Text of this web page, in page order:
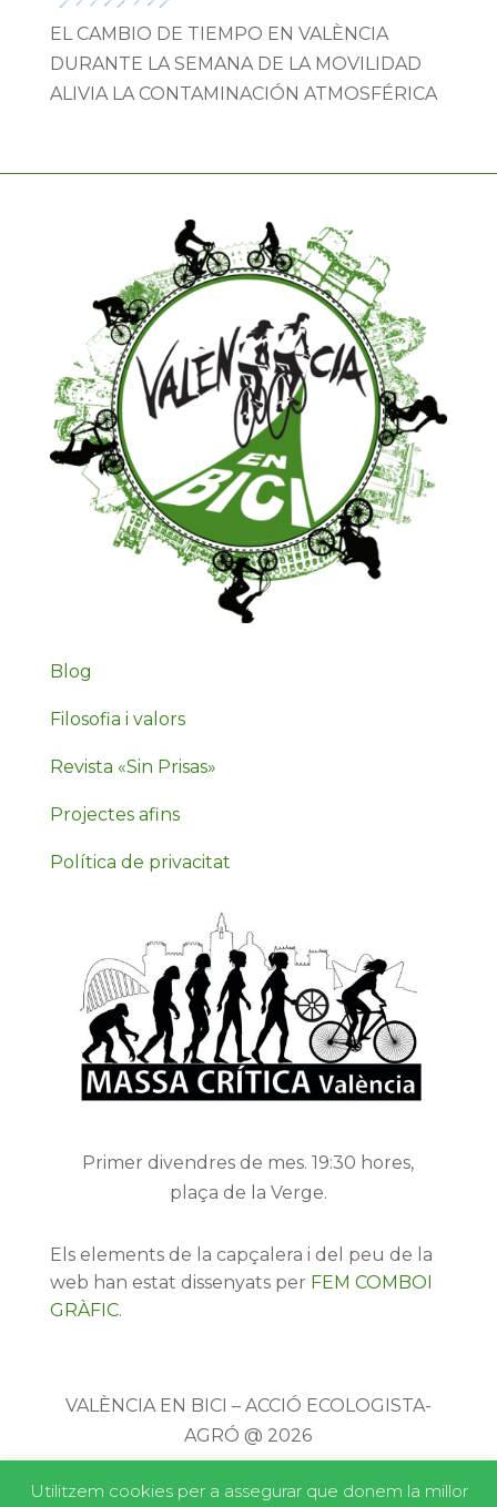
EL CAMBIO DE TIEMPO EN VALÈNCIA
DURANTE LA SEMANA DE LA MOVILIDAD
ALIVIA LA CONTAMINACIÓN ATMOSFÉRICA
Blog
Filosofia i valors
Revista «Sin Prisas»
Projectes afins
Política de privacitat
Primer divendres de mes. 19:30 hores,
plaça de la Verge.
Els elements de la capçalera i del peu de la
web han estat dissenyats per FEM COMBOI
GRÀFIC.
VALÈNCIA EN BICI – ACCIÓ ECOLOGISTA-
AGRÓ @ 2026
Utilitzem cookies per a assegurar que donem la millor